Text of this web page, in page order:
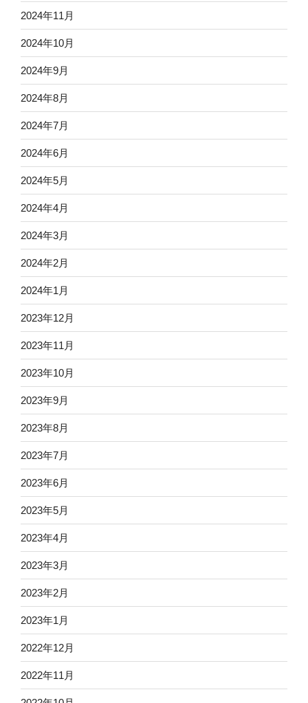
2024年11月
2024年10月
2024年9月
2024年8月
2024年7月
2024年6月
2024年5月
2024年4月
2024年3月
2024年2月
2024年1月
2023年12月
2023年11月
2023年10月
2023年9月
2023年8月
2023年7月
2023年6月
2023年5月
2023年4月
2023年3月
2023年2月
2023年1月
2022年12月
2022年11月